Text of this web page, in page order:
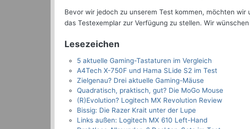
Bevor wir jedoch zu unserem Test kommen, möchten wir
das Testexemplar zur Verfügung zu stellen. Wir
Lesezeichen
5 aktuelle Gaming-Tastaturen im Vergleich
A4Tech X-750F und Hama SLide S2 im Test
Zielgenau? Drei aktuelle Gaming-Mäuse
Quadratisch, praktisch, gut? Die MoGo Mouse
(R)Evolution? Logitech MX Revolution Review
Bissig: Die Razer Krait unter der Lupe
Links außen: Logitech MX 610 Left-Hand